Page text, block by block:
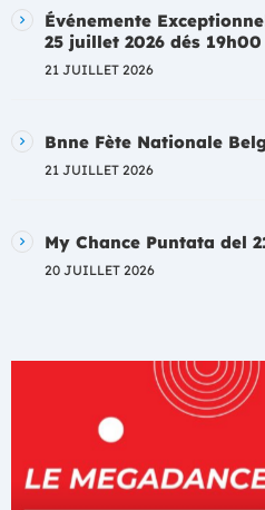
Événemente
25 juillet 2026 dés 19h00
21 JUILLET 2026
Bnne Fète Nationale
21 JUILLET 2026
My Chance Puntata del
20 JUILLET 2026